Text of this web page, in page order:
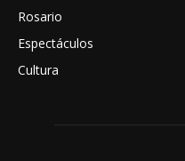
Rosario
Espectáculos
Cultura